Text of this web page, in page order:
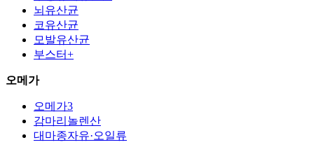
뇌유산균
코유산균
모발유산균
부스터+
오메가
오메가3
감마리놀렌산
대마종자유·오일류